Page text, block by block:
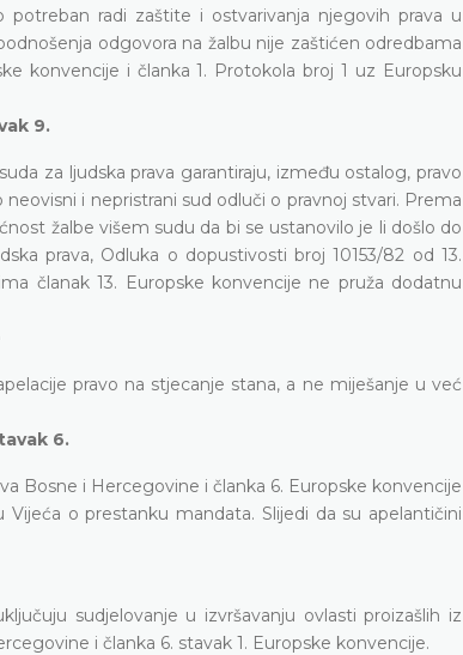
radi zaštite i ostvarivanja njegovih prava u
odgovora na žalbu nije zaštićen odredbama
konvencije i članka 1. Protokola broj 1 uz Europsku
9.
za ljudska prava garantiraju, između ostalog, pravo
i nepristrani sud odluči o pravnoj stvari. Prema
žalbe višem sudu da bi se ustanovilo je li došlo do
prava, Odluka o dopustivosti broj 10153/82 od 13.
članak 13. Europske konvencije ne pruža dodatnu
pravo na stjecanje stana, a ne miješanje u već
6.
Bosne i Hercegovine i članka 6. Europske konvencije
o prestanku mandata. Slijedi da su apelantičini
sudjelovanje u izvršavanju ovlasti proizašlih iz
i članka 6. stavak 1. Europske konvencije.